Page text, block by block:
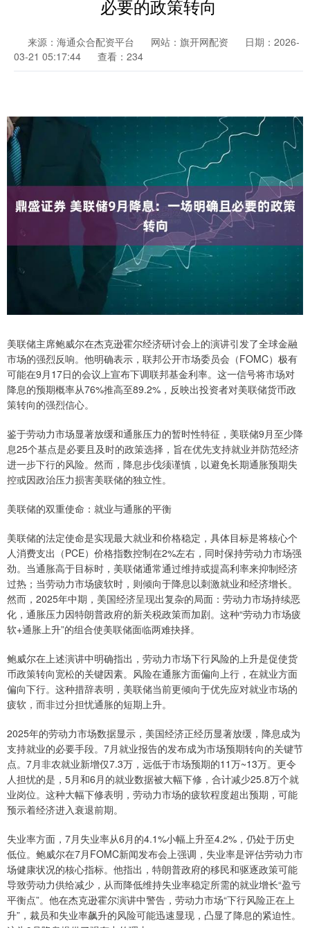
必要的政策转向
来源：海通众合配资平台 网站：旗开网配资
日期：2026-
03-21 05:17:44
查看：234
美联储主席鲍威尔在杰克逊霍尔经济研讨会上的演讲引发了全球金融
市场的强烈反响。他明确表示，联邦公开市场委员会（FOMC）极有
可能在9月17日的会议上宣布下调联邦基金利率。这一信号将市场对
降息的预期概率从76%推高至89.2%，反映出投资者对美联储货币政
策转向的强烈信心。
鉴于劳动力市场显著放缓和通胀压力的暂时性特征，美联储9月至少降
息25个基点是必要且及时的政策选择，旨在优先支持就业并防范经济
进一步下行的风险。然而，降息步伐须谨慎，以避免长期通胀预期失
控或因政治压力损害美联储的独立性。
美联储的双重使命：就业与通胀的平衡
美联储的法定使命是实现最大就业和价格稳定，具体目标是将核心个
人消费支出（PCE）价格指数控制在2%左右，同时保持劳动力市场强
劲。当通胀高于目标时，美联储通常通过维持或提高利率来抑制经济
过热；当劳动力市场疲软时，则倾向于降息以刺激就业和经济增长。
然而，2025年中期，美国经济呈现出复杂的局面：劳动力市场持续恶
化，通胀压力因特朗普政府的新关税政策而加剧。这种“劳动力市场疲
软+通胀上升”的组合使美联储面临两难抉择。
鲍威尔在上述演讲中明确指出，劳动力市场下行风险的上升是促使货
币政策转向宽松的关键因素。风险在通胀方面偏向上行，在就业方面
偏向下行。这种措辞表明，美联储当前更倾向于优先应对就业市场的
疲软，而非过分担忧通胀的短期上升。
2025年的劳动力市场数据显示，美国经济正经历显著放缓，降息成为
支持就业的必要手段。7月就业报告的发布成为市场预期转向的关键节
点。7月非农就业新增仅7.3万，远低于市场预期的11万~13万。更令
人担忧的是，5月和6月的就业数据被大幅下修，合计减少25.8万个就
业岗位。这种大幅下修表明，劳动力市场的疲软程度超出预期，可能
预示着经济进入衰退前期。
失业率方面，7月失业率从6月的4.1%小幅上升至4.2%，仍处于历史
低位。鲍威尔在7月FOMC新闻发布会上强调，失业率是评估劳动力市
场健康状况的核心指标。他指出，特朗普政府的移民和驱逐政策可能
导致劳动力供给减少，从而降低维持失业率稳定所需的就业增长“盈亏
平衡点”。他在杰克逊霍尔演讲中警告，劳动力市场“下行风险正在上
升”，裁员和失业率飙升的风险可能迅速显现，凸显了降息的紧迫性。